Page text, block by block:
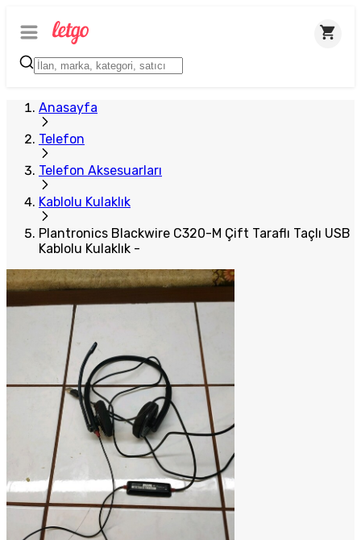
Anasayfa
Telefon
Telefon Aksesuarları
Kablolu Kulaklık
Plantronics Blackwire C320-M Çift Taraflı Taçlı USB
Kablolu Kulaklık -
Plus Satıcı